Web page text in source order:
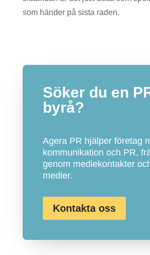
som händer på sista raden.
Söker du en
byrå?
Agera PR hjälper företag
kommunikation och PR,
genom mediekontakter
medier.
Kontakta oss